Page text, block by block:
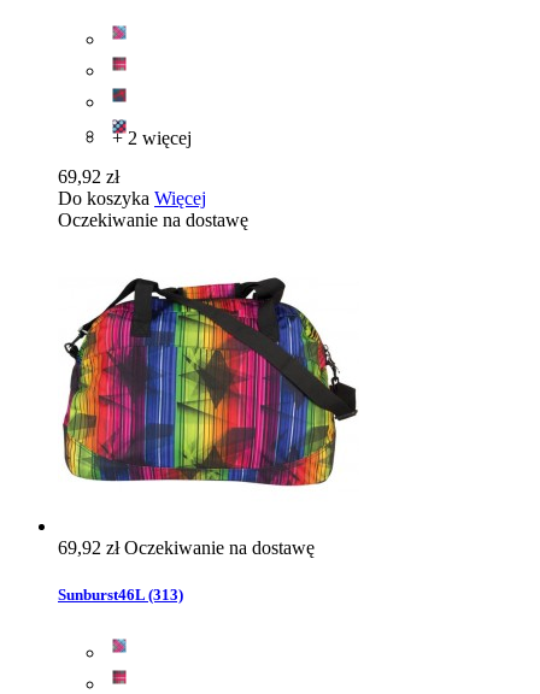
+ 2 więcej
69,92 zł
Do koszyka Więcej
Oczekiwanie na dostawę
69,92 złOczekiwanie na dostawę
Sunburst46L (313)